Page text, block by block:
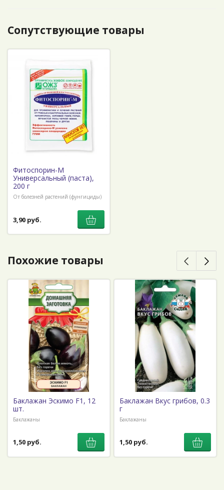
Сопутствующие товары
Фитоспорин-М
Универсальный (паста),
200 г
От болезней растений (фунгициды)
3,90 руб.
Похожие товары
Баклажан Эскимо F1, 12
шт.
Баклажаны
1,50 руб.
Баклажан Вкус грибов, 0.3
г
Баклажаны
1,50 руб.